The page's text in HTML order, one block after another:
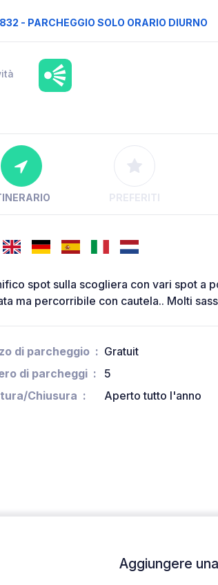
- PARCHEGGIO SOLO ORARIO DIURNO
PREFERITI
spot sulla scogliera con vari spot a
ma percorribile con cautela.. Molti
di parcheggio
Gratuit
di parcheggi
5
Chiusura
Aperto tutto l'anno
Aggiungere